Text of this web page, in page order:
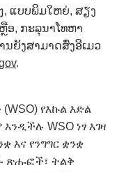
, ແບບພິມໃຫຍ່, ສຽງ
ອ, ກະລຸນາໂທຫາ
ນຍັງສາມາດສົ່ງອີເມວ
.
የእኩል እድል
WSO ነፃ እገዛ
እና የንግግር ቋንቋ
ጽሑፎች፣ ትልቅ